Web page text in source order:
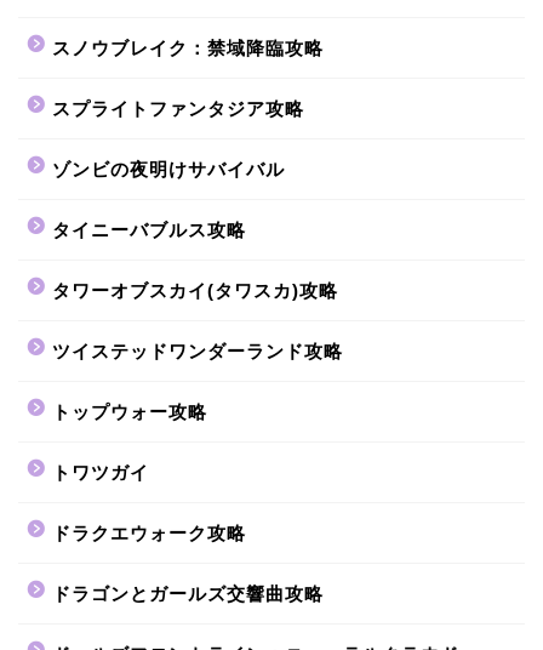
スノウブレイク：禁域降臨攻略
スプライトファンタジア攻略
ゾンビの夜明けサバイバル
タイニーバブルス攻略
タワーオブスカイ(タワスカ)攻略
ツイステッドワンダーランド攻略
トップウォー攻略
トワツガイ
ドラクエウォーク攻略
ドラゴンとガールズ交響曲攻略